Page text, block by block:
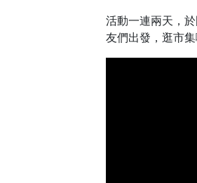
活動一連兩天，
友們出發，逛市